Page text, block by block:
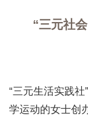
“三元社
“三元生活实践
学运动的女士创